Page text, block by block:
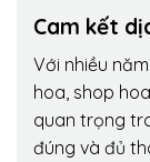
Cam kết
Với nhiều
hoa, shop
quan trọng
đúng và đủ